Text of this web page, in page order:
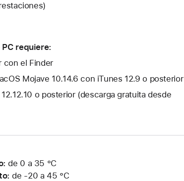
requiere:
con el Finder
Mojave 10.14.6 con iTunes 12.9 o posterior
o posterior (descarga gratuita desde
de 0 a 35 °C
de -20 a 45 °C